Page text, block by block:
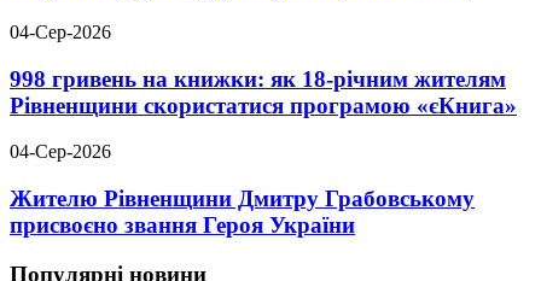
04-Сер-2026
998 гривень на книжки: як 18-річним жителям
Рівненщини скористатися програмою «єКнига»
04-Сер-2026
Жителю Рівненщини Дмитру Грабовському
присвоєно звання Героя України
Популярні новини